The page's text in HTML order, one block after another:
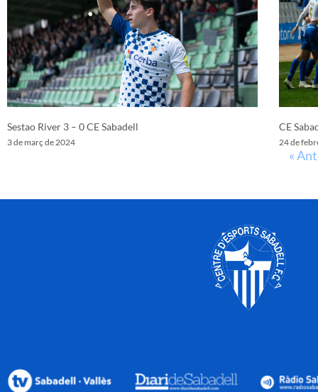
Sestao River 3 – 0 CE Sabadell
3 de març de 2024
CE
24 de
«